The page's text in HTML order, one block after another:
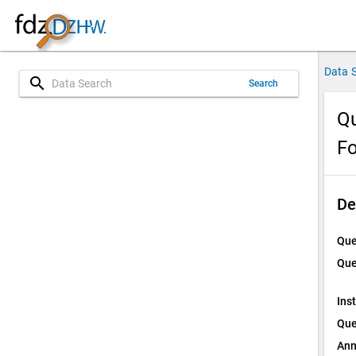
search Search
Data